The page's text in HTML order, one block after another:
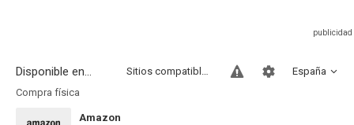
Disponible en... España
Sitios compatibles
Compra física
Amazon